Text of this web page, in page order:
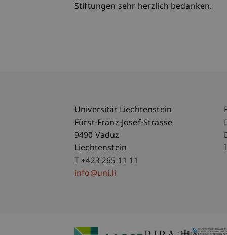
Stiftungen sehr herzlich bedanken.
Universität Liechtenstein
Fürst-Franz-Josef-Strasse
9490 Vaduz
Liechtenstein
T +423 265 11 11
info@uni.li